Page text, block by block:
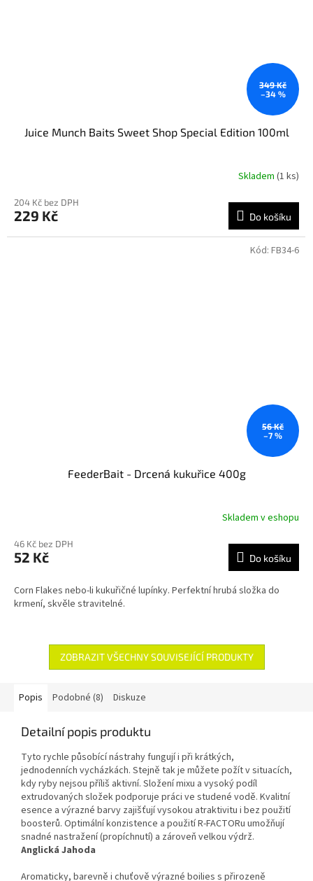
349 Kč
–34 %
Juice Munch Baits Sweet Shop Special Edition 100ml
Skladem (1 ks)
204 Kč bez DPH
229 Kč Do košíku
56 Kč
–7 %
FeederBait - Drcená kukuřice 400g
Skladem v eshopu
46 Kč bez DPH
52 Kč Do košíku
Corn Flakes nebo-li kukuřičné lupínky. Perfektní hrubá složka do
krmení, skvěle stravitelné.
Kód: FB34-6
ZOBRAZIT VŠECHNY SOUVISEJÍCÍ PRODUKTY
Popis Podobné (8) Diskuze
Detailní popis produktu
Tyto rychle působící nástrahy fungují i při krátkých,
jednodenních vycházkách. Stejně tak je můžete požít v situacích,
kdy ryby nejsou příliš aktivní. Složení mixu a vysoký podíl
extrudovaných složek podporuje práci ve studené vodě. Kvalitní
esence a výrazné barvy zajišťují vysokou atraktivitu i bez použití
boosterů. Optimální konzistence a použití R-FACTORu umožňují
snadné nastražení (propíchnutí) a zároveň velkou výdrž.
Anglická Jahoda
Aromaticky, barevně i chuťově výrazné boilies s přirozeně